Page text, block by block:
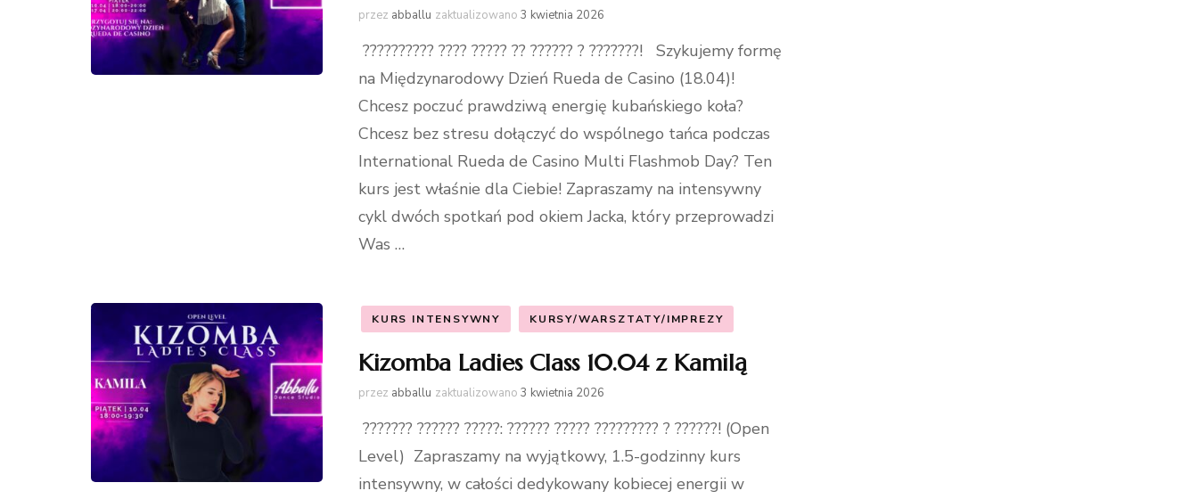
przez abballu zaktualizowano 3 kwietnia 2026
?????????? ???? ????? ?? ?????? ? ???????! Szykujemy formę
na Międzynarodowy Dzień Rueda de Casino (18.04)!
Chcesz poczuć prawdziwą energię kubańskiego koła?
Chcesz bez stresu dołączyć do wspólnego tańca podczas
International Rueda de Casino Multi Flashmob Day? Ten
kurs jest właśnie dla Ciebie! Zapraszamy na intensywny
cykl dwóch spotkań pod okiem Jacka, który przeprowadzi
Was …
KURS INTENSYWNY KURSY/WARSZTATY/IMPREZY
Kizomba Ladies Class 10.04 z Kamilą
przez abballu zaktualizowano 3 kwietnia 2026
??????? ?????? ?????: ?????? ????? ????????? ? ??????! (Open
Level) Zapraszamy na wyjątkowy, 1.5-godzinny kurs
intensywny, w całości dedykowany kobiecej energii w